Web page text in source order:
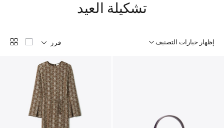
تشكيلة العيد
إظهار خيارات التصنيف فرز